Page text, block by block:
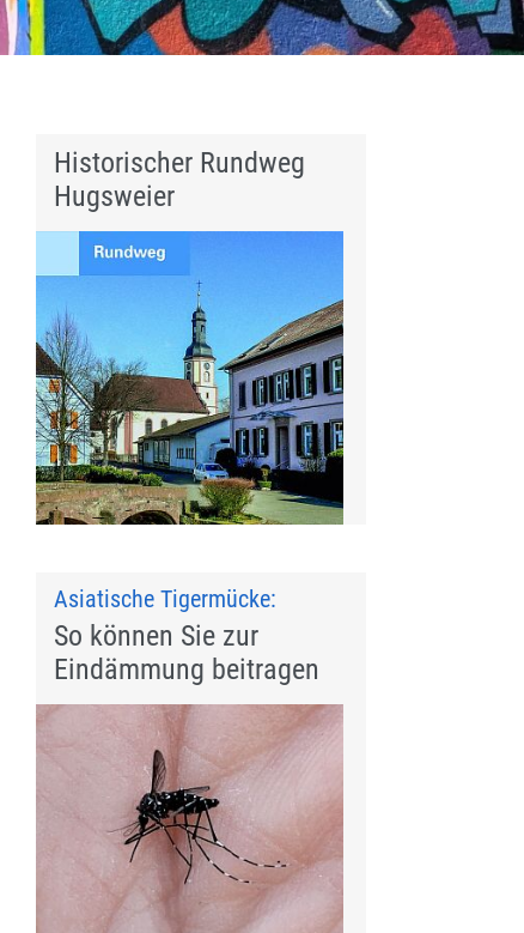
Historischer Rundweg
Hugsweier
Asiatische Tigermücke:
So können Sie zur
Eindämmung beitragen